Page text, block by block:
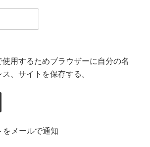
用するためブラウザーに自分の名
、サイトを保存する。
メールで通知